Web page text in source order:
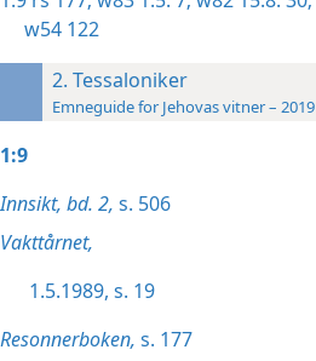
w54 122
2. Tessaloniker
Emneguide for Jehovas vitner – 2019
1:9
Innsikt, bd. 2, s. 506
Vakttårnet,
1.5.1989, s. 19
Resonnerboken, s. 177